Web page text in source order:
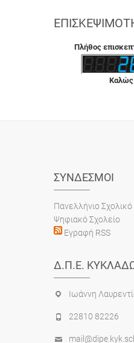
Πλήθος
Καλώς
ΣΎΝΔΕΣΜΟΙ
Πανελλήνιο Σχολικό
Ψηφιακό Σχολείο
Εγραφή RSS
Δ.Π.Ε.
Ιωάννη
22810 82226